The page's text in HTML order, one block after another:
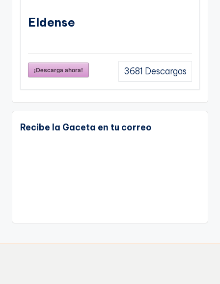
Eldense
¡Descarga ahora! 3681 Descargas
Recibe la Gaceta en tu correo